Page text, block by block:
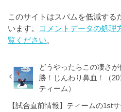
このサイトはスパムを低減する
います。 コメントデータの処理
覧ください。
どうやったらこの凄さ
勝！じんわり鼻血！（
ティーム）
【試合直前情報】ティームの1st